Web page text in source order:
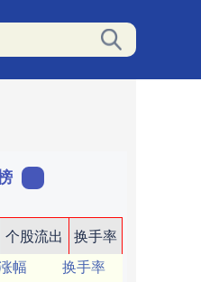
个股流出
换手率
幅
换手率